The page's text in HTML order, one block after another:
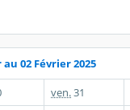
02 Février 2025
ven.31